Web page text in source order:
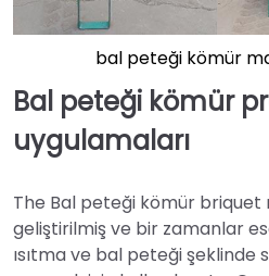
bal peteği kömür
Bal peteği kömür
uygulamaları
The Bal peteği kömür briquet
geliştirilmiş ve bir zamanlar
ısıtma ve bal peteği şeklinde